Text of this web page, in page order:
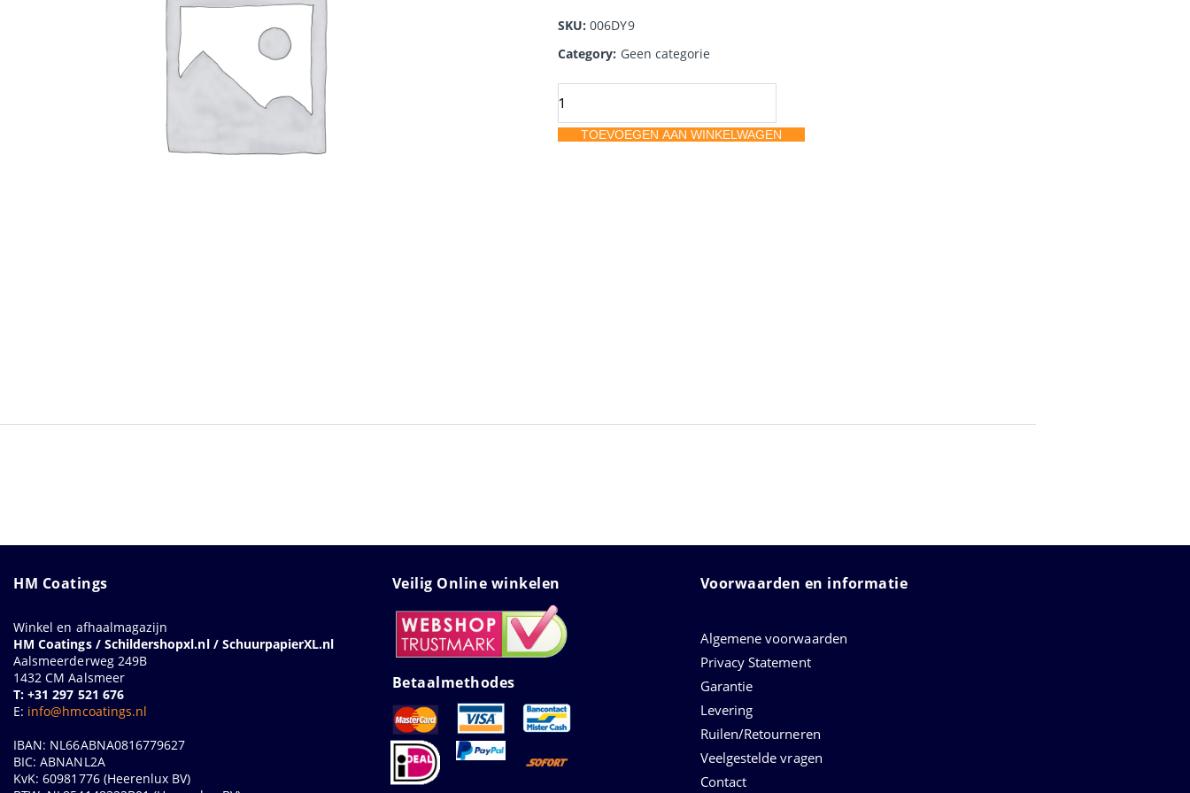
SKU:006DY9
Category: Geen categorie
3808TOEVOEGEN AAN WINKELWAGEN
HM Coatings
Winkel en afhaalmagazijn
HM Coatings / Schildershopxl.nl / SchuurpapierXL.nl
Aalsmeerderweg 249B
1432 CM Aalsmeer
T: +31 297 521 676
E: info@hmcoatings.nl
IBAN: NL66ABNA0816779627
BIC: ABNANL2A
KvK: 60981776 (Heerenlux BV)
Veilig Online winkelen
Betaalmethodes
Voorwaarden en informatie
Algemene voorwaarden
Privacy Statement
Garantie
Levering
Ruilen/Retourneren
Veelgestelde vragen
Contact